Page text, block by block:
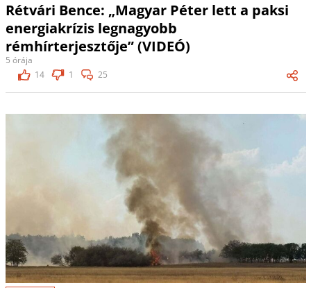
Rétvári Bence: „Magyar Péter lett a paksi
energiakrízis legnagyobb
rémhírterjesztője” (VIDEÓ)
5 órája
14
1 25